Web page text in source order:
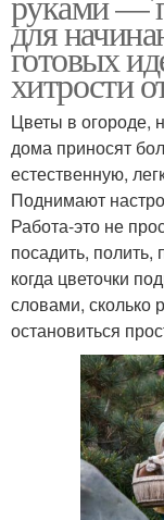
для
готовых
хитрости
Цветы в огороде,
дома приносят
естественную,
Поднимают
Работа-это не
посадить, полить,
когда цветочки
словами, сколько
остановиться